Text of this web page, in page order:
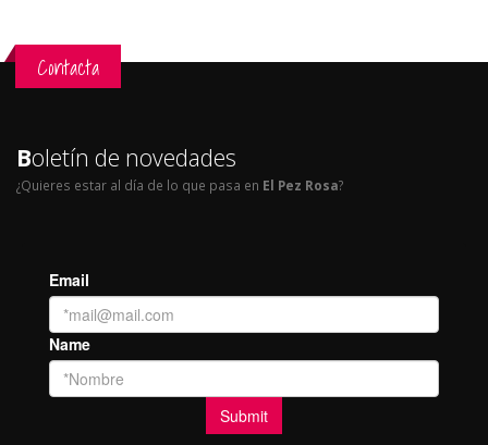
Contacta
Boletín de novedades
¿Quieres estar al día de lo que pasa en El Pez Rosa?